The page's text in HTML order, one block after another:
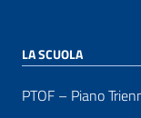
LA SCUOLA
PTOF – Piano